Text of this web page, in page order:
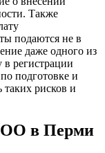
Также
подаются не в
даже одного из
в регистрации
подготовке и
таких рисков и
в Перми